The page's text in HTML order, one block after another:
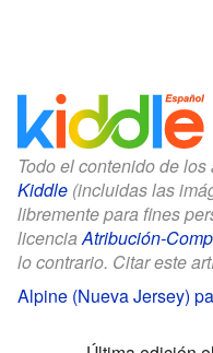
Todo el contenido de
Kiddle (incluidas las
libremente para fines
licenciaAtribución-
lo contrario. Citar este
Alpine (Nueva Jersey)